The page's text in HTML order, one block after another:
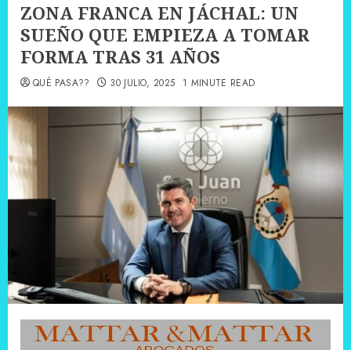
ZONA FRANCA EN JÁCHAL: UN
SUEÑO QUE EMPIEZA A TOMAR
FORMA TRAS 31 AÑOS
QUÉ PASA?? 30 JULIO, 2025 1 MINUTE READ